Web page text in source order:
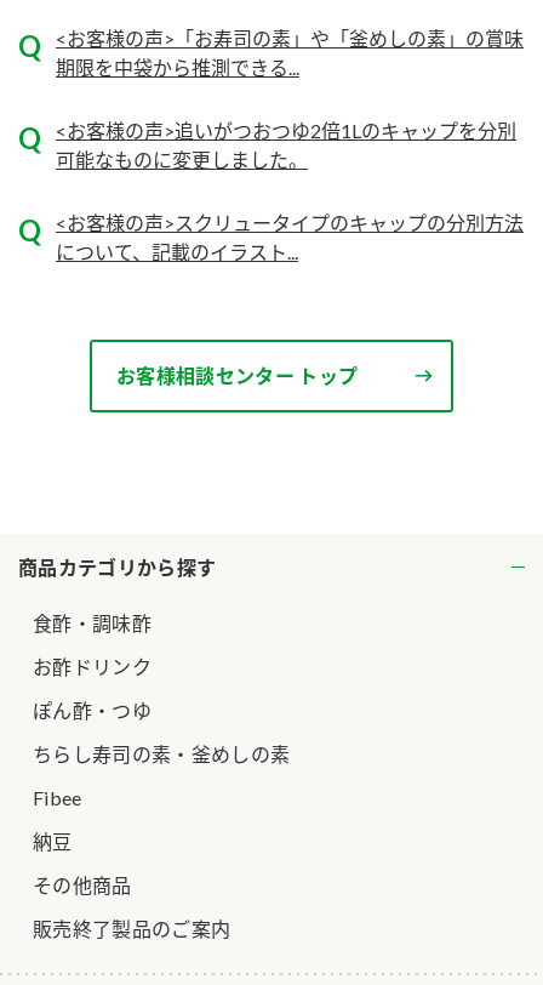
ロングセラー商品 ＋ おすすめレシピ
検索
商品カテゴリから探す
食酢・調味酢
お酢ドリンク
ぽん酢・つゆ
ちらし寿司の素・釜めしの素
Fibee
納豆
その他商品
販売終了製品のご案内
<お客様の声>「お寿司の素」や「釜めしの素」の賞味
期限を中袋から推測できる...
<お客様の声>追いがつおつゆ2倍1Lのキャップを分別
可能なものに変更しました。
<お客様の声>スクリュータイプのキャップの分別方法
について、記載のイラスト...
お客様相談センター トップ